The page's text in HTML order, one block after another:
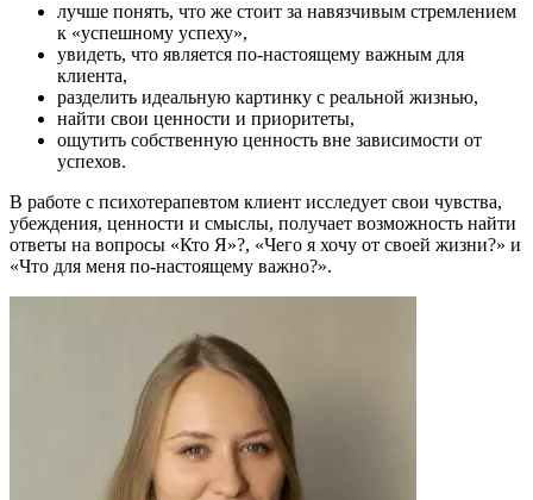
лучше понять, что же стоит за навязчивым стремлением
к «успешному успеху»,
увидеть, что является по-настоящему важным для
клиента,
разделить идеальную картинку с реальной жизнью,
найти свои ценности и приоритеты,
ощутить собственную ценность вне зависимости от
успехов.
В работе с психотерапевтом клиент исследует свои чувства,
убеждения, ценности и смыслы, получает возможность найти
ответы на вопросы «Кто Я»?, «Чего я хочу от своей жизни?» и
«Что для меня по-настоящему важно?».